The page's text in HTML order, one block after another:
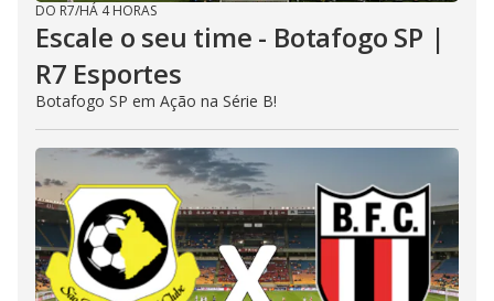
DO R7/HÁ 4 HORAS
Escale o seu time - Botafogo SP |
R7 Esportes
Botafogo SP em Ação na Série B!